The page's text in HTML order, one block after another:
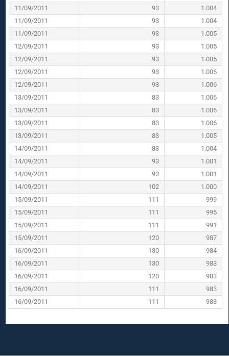
11/09/2011
93
1.004
11/09/2011
93
1.004
11/09/2011
93
1.005
12/09/2011
93
1.005
12/09/2011
93
1.005
12/09/2011
93
1.006
12/09/2011
93
1.006
13/09/2011
83
1.006
13/09/2011
83
1.006
13/09/2011
83
1.006
13/09/2011
83
1.005
14/09/2011
83
1.004
14/09/2011
93
1.001
14/09/2011
93
1.001
14/09/2011
102
1.000
15/09/2011
111
999
15/09/2011
111
995
15/09/2011
111
991
15/09/2011
120
987
16/09/2011
130
984
16/09/2011
130
983
16/09/2011
120
983
16/09/2011
111
983
16/09/2011
111 983